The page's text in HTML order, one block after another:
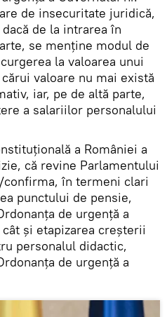
de insecuritate juridică,
de la intrarea în
se menține modul de
la valoarea unui
valoare nu mai există
iar, pe de altă parte,
a salariilor personalului
a României a
că revine Parlamentului
în termeni clari
punctului de pensie,
de urgență a
și etapizarea creșterii
personalul didactic,
de urgență a